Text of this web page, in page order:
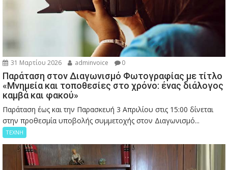
31 Μαρτίου 2026 adminvoice 0
Παράταση στον Διαγωνισμό Φωτογραφίας με τίτλο
«Μνημεία και τοποθεσίες στο χρόνο: ένας διάλογος
καμβά και φακού»
Παράταση έως και την Παρασκευή 3 Απριλίου στις 15:00 δίνεται
στην προθεσμία υποβολής συμμετοχής στον Διαγωνισμό...
ΤΕΧΝΗ